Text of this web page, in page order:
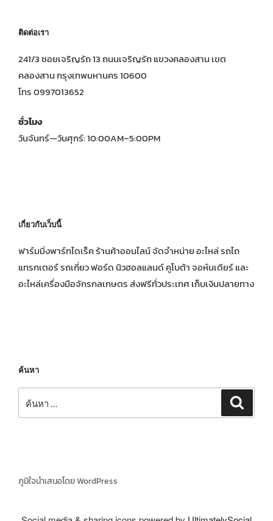
ติดต่อเรา
241/3 ซอยเจริญรัถ 13 ถนนเจริญรัถ แขวงคลองสาน เขต
คลองสาน กรุงเทพมหานคร 10600
โทร 0997013652
ชั่วโมง
วันจันทร์—วันศุกร์: 10:00AM–5:00PM
เกี่ยวกับเว็บนี้
ฟาร์มมิ่งพาร์ทไดเร็ค ร้านค้าออนไลน์ จัดจำหน่าย อะไหล่ รถไถ
แทรกเตอร์ รถเกี่ยว ฟอร์ด นิวฮอลแลนด์ คูโบต้า จอห์นเดียร์ และ
อะไหล่เครื่องมือจักรกลเกษตร ส่งฟรีทั่วประเทศ เก็บเงินปลายทาง
ค้นหา
ภูมิใจนำเสนอโดย WordPress